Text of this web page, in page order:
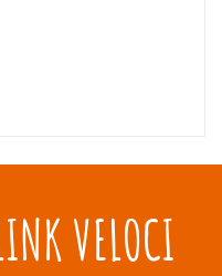
VELOCI